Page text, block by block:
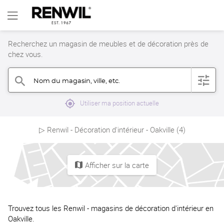
Recherchez un magasin de meubles et de décoration près de
chez vous.
search Nom du magasin, ville, etc. filter
mylocation Utiliser ma position actuelle
▷ Renwil - Décoration d'intérieur - Oakville (4)
map Afficher sur la carte
Trouvez tous les Renwil - magasins de décoration d'intérieur en
Oakville.